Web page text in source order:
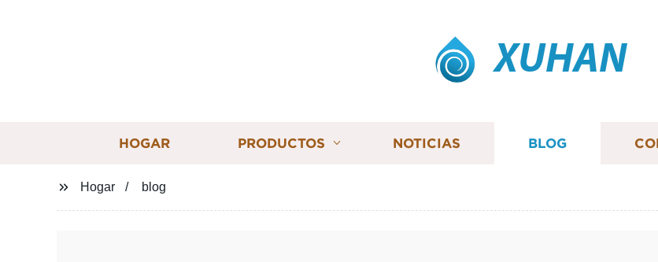
XUHAN
HOGAR PRODUCTOS NOTICIAS BLOG
Hogar blog